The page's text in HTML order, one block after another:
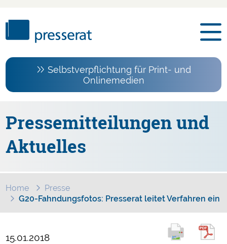
Selbstverpflichtung für Print- und
Onlinemedien
Pressemitteilungen und
Aktuelles
Home
Presse
G20-Fahndungsfotos: Presserat leitet Verfahren ein
15.01.2018